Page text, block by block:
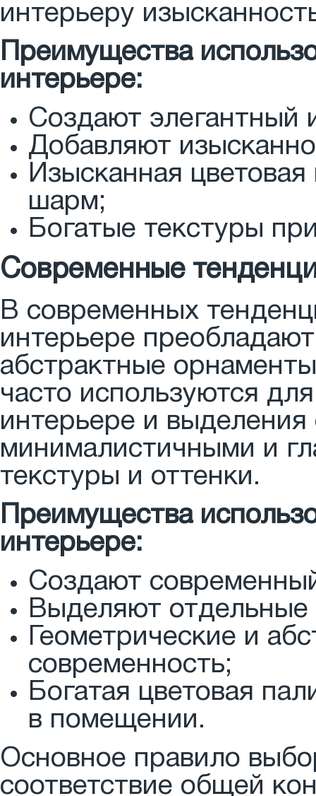
интерьеру
Преимущества
интерьере:
Создают элегантный
Добавляют
Изысканная
шарм;
Богатые текстуры
Современные
В современных
интерьере
абстрактные
часто используются
интерьере и
минималистичными и
текстуры и оттенки.
Преимущества
интерьере:
Создают
Выделяют
Геометрические и
современность;
Богатая цветовая
в помещении.
Основное правило
соответствие общей